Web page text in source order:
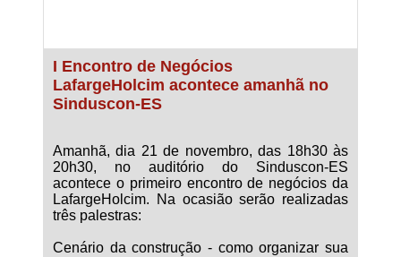
I Encontro de Negócios
LafargeHolcim acontece amanhã no
Sinduscon-ES
Amanhã, dia 21 de novembro, das 18h30 às
20h30, no auditório do Sinduscon-ES
acontece o primeiro encontro de negócios da
LafargeHolcim. Na ocasião serão realizadas
três palestras:
Cenário da construção - como organizar sua